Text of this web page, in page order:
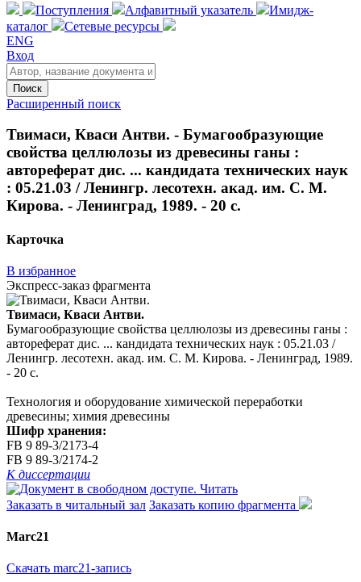
Поступления Алфавитный указатель
Имидж-
каталог
Сетевые ресурсы
ENG
Вход
Поиск
Расширенный поиск
Твимаси, Кваси Антви. - Бумагообразующие
свойства целлюлозы из древесины ганы :
автореферат дис. ... кандидата технических наук
: 05.21.03 / Ленингр. лесотехн. акад. им. С. М.
Кирова. - Ленинград, 1989. - 20 с.
Карточка
В избранное
Экспресс-заказ фрагмента
Твимаси, Кваси Антви.
Бумагообразующие свойства целлюлозы из древесины ганы :
автореферат дис. ... кандидата технических наук : 05.21.03 /
Ленингр. лесотехн. акад. им. С. М. Кирова. - Ленинград, 1989.
- 20 с.
Технология и оборудование химической переработки
древесины; химия древесины
Шифр хранения:
FB 9 89-3/2173-4
FB 9 89-3/2174-2
К диссертации
Читать
Заказать в читальный зал Заказать копию фрагмента
Marc21
Скачать marc21-запись